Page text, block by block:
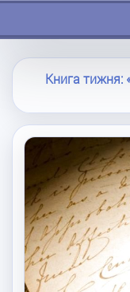
Книга тижня: